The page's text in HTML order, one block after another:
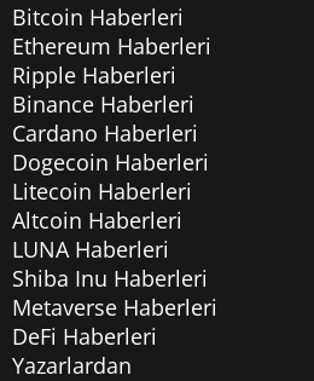
Bitcoin Haberleri
Ethereum Haberleri
Ripple Haberleri
Binance Haberleri
Cardano Haberleri
Dogecoin Haberleri
Litecoin Haberleri
Altcoin Haberleri
LUNA Haberleri
Shiba Inu Haberleri
Metaverse Haberleri
DeFi Haberleri
Yazarlardan